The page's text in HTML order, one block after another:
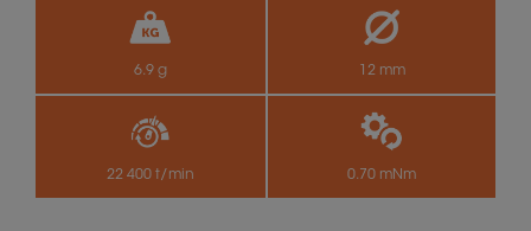
6.9 g 12 mm
22 400 t/min 0.70 mNm